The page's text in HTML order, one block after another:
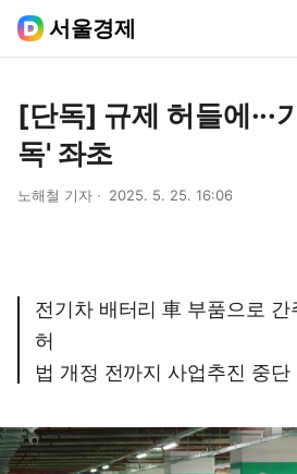
서울경제
[단독] 규제 허들에···
독' 좌초
노해철 기자 2025. 5. 25. 16:06
전기차 배터리 車 부품으로 간
허
법 개정 전까지 사업추진 중단